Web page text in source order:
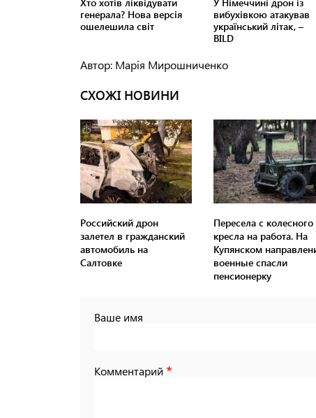
Автор: Марія Мирошниченко
СХОЖІ НОВИНИ
Российский дрон
залетел в гражданский
автомобиль на
Салтовке
Пересела с колесного
кресла на работа. На
Купянском
военные спасли
пенсионерку
Ваше имя
Комментарий